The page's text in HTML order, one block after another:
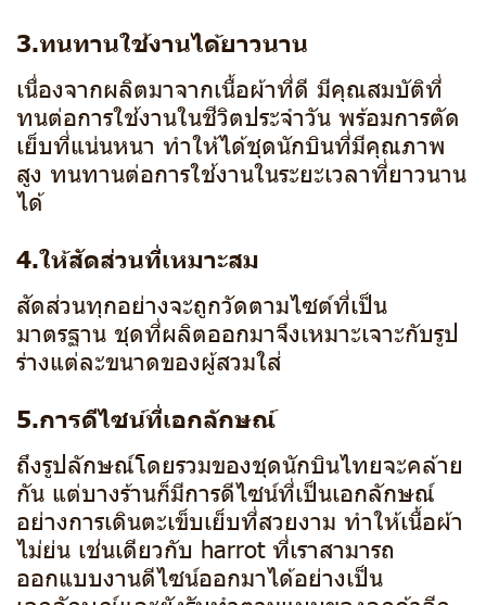
3.ทนทานใช้งานได้ยาวนาน
เนื่องจากผลิตมาจากเนื้อผ้าที่ดี มีคุณสมบัติที่
ทนต่อการใช้งานในชีวิตประจำวัน พร้อมการตัด
เย็บที่แน่นหนา ทำให้ได้ชุดนักบินที่มีคุณภาพ
สูง ทนทานต่อการใช้งานในระยะเวลาที่ยาวนาน
ได้
4.ให้สัดส่วนที่เหมาะสม
สัดส่วนทุกอย่างจะถูกวัดตามไซต์ที่เป็น
มาตรฐาน ชุดที่ผลิตออกมาจึงเหมาะเจาะกับรูป
ร่างแต่ละขนาดของผู้สวมใส่
5.การดีไซน์ที่เอกลักษณ์
ถึงรูปลักษณ์โดยรวมของชุดนักบินไทยจะคล้าย
กัน แต่บางร้านก็มีการดีไซน์ที่เป็นเอกลักษณ์
อย่างการเดินตะเข็บเย็บที่สวยงาม ทำให้เนื้อผ้า
ไม่ย่น เช่นเดียวกับ harrot ที่เราสามารถ
ออกแบบงานดีไซน์ออกมาได้อย่างเป็น